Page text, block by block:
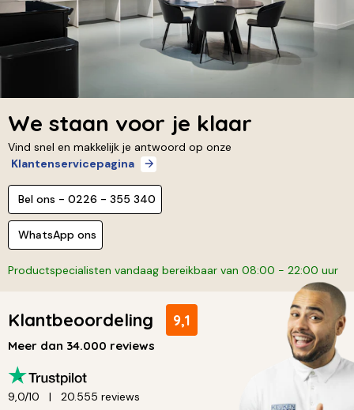
We staan voor je klaar
Vind snel en makkelijk je antwoord op onze
Klantenservicepagina
Bel ons - 0226 - 355 340
WhatsApp ons
Productspecialisten vandaag bereikbaar van 08:00 - 22:00 uur
Klantbeoordeling 9,1
Meer dan 34.000 reviews
9,0/10 20.555 reviews